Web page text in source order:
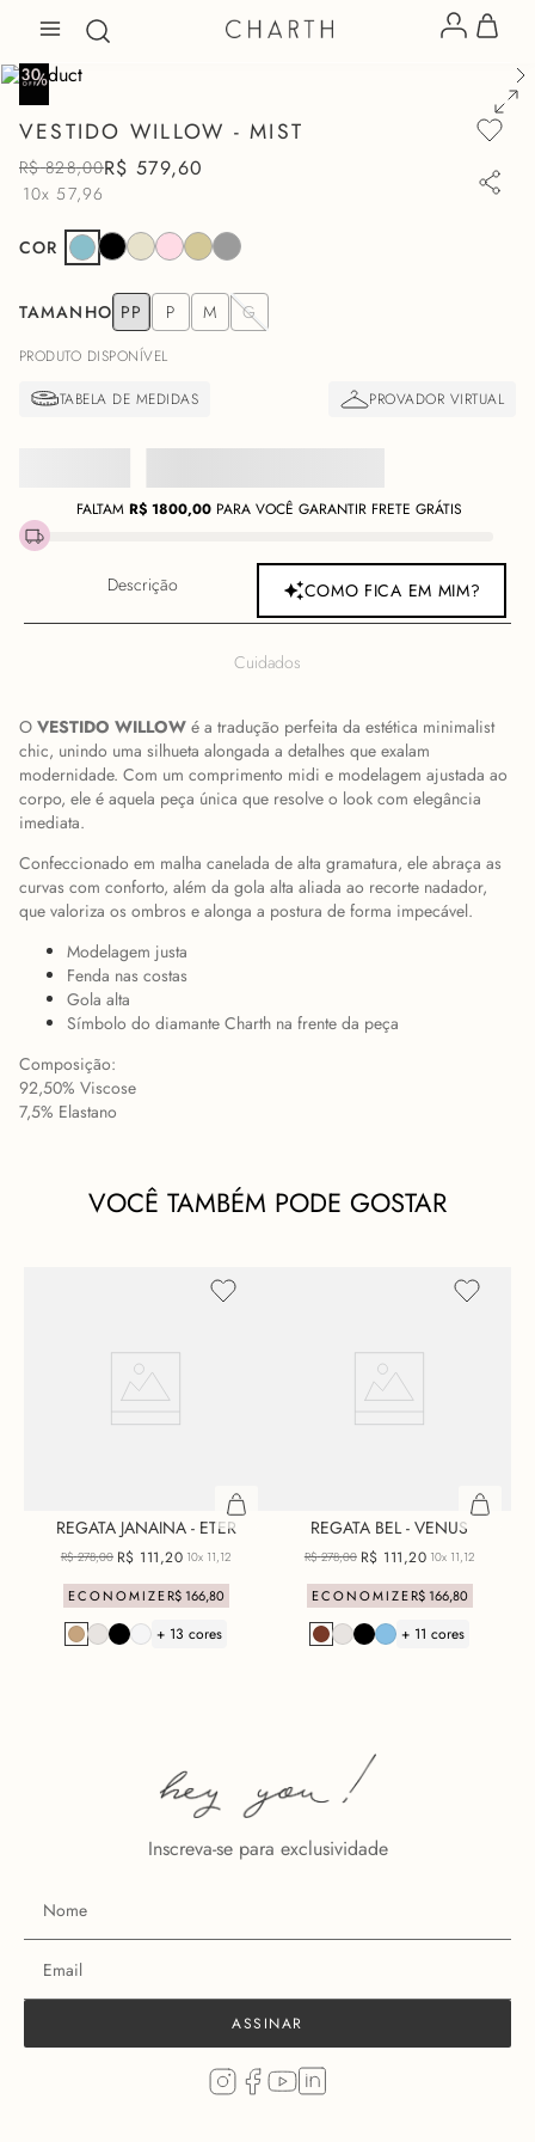
VESTIDO WILLOW - MIST
R$ 828,00R$ 579,60
10x57,96
COR
TAMANHO PP P M G
PRODUTO DISPONÍVEL
FALTAMR$ 1800,00 PARA VOCÊ GARANTIR FRETE GRÁTIS
Descrição COMO FICA EM MIM?
Cuidados
O VESTIDO WILLOW é a tradução perfeita da estética minimalist
chic, unindo uma silhueta alongada a detalhes que exalam
modernidade. Com um comprimento midi e modelagem ajustada ao
corpo, ele é aquela peça única que resolve o look com elegância
imediata.
Confeccionado em malha canelada de alta gramatura, ele abraça as
curvas com conforto, além da gola alta aliada ao recorte nadador,
que valoriza os ombros e alonga a postura de forma impecável.
Modelagem justa
Fenda nas costas
Gola alta
Símbolo do diamante Charth na frente da peça
Composição:
92,50% Viscose
7,5% Elastano
VOCÊ TAMBÉM PODE GOSTAR
REGATA JANAINA - ETER
R$ 278,00 R$ 111,20 10x 11,12
ECONOMIZER$ 166,80
+ 13 cores
REGATA BEL - VENUS
R$ 278,00 R$ 111,20 10x 11,12
ECONOMIZER$ 166,80
+ 11 cores
Inscreva-se para exclusividade
ASSINAR